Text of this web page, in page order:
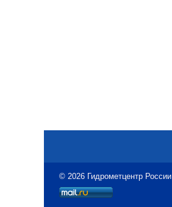
© 2026 Гидрометцентр России